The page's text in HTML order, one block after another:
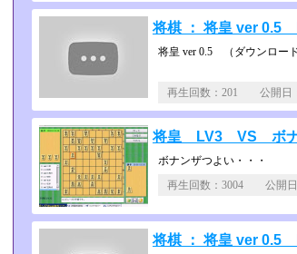
将棋 ： 将皇 ver 0.5
将皇 ver 0.5 （ダウンロー
再生回数：201 公開
将皇 LV3 VS ボナ
ボナンザつよい・・・
再生回数：3004 公開
将棋 ： 将皇 ver 0.5